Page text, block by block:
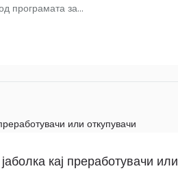
програмата за...
кај преработувачи или